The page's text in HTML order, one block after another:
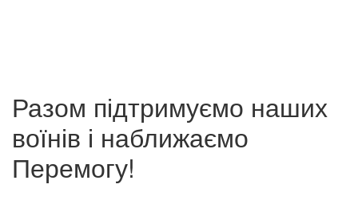
Разом підтримуємо наших
воїнів і наближаємо
Перемогу!